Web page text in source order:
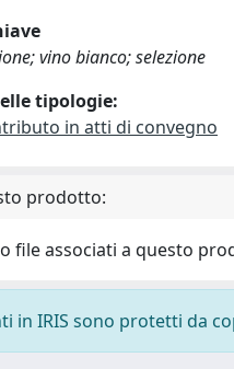
vino bianco; selezione
tipologie:
in atti di convegno
prodotto:
file associati a questo
in IRIS sono protetti da